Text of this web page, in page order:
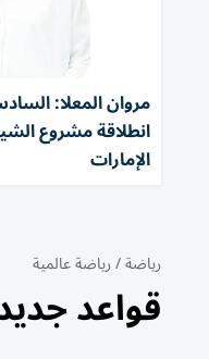
مروان المعلا:
انطلاقة مشروع
الإمارات
رياضة/رياضة عالمية
قواعد